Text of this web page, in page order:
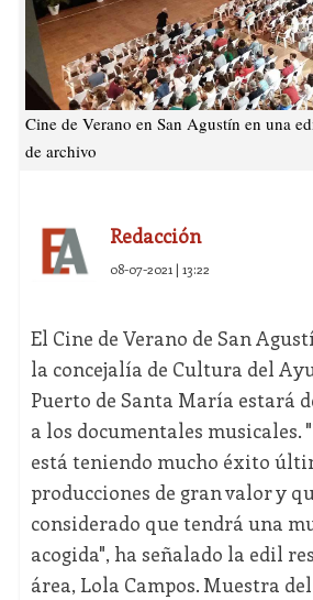
Cine de Verano en San Agustín en una
de archivo
Redacción
08-07-2021 | 13:22
El Cine de Verano de San
la concejalía de Cultura del
Puerto de Santa María estará
a los documentales musicales.
está teniendo mucho éxito
producciones de gran valor y
considerado que tendrá una
acogida", ha señalado la edil
área, Lola Campos. Muestra